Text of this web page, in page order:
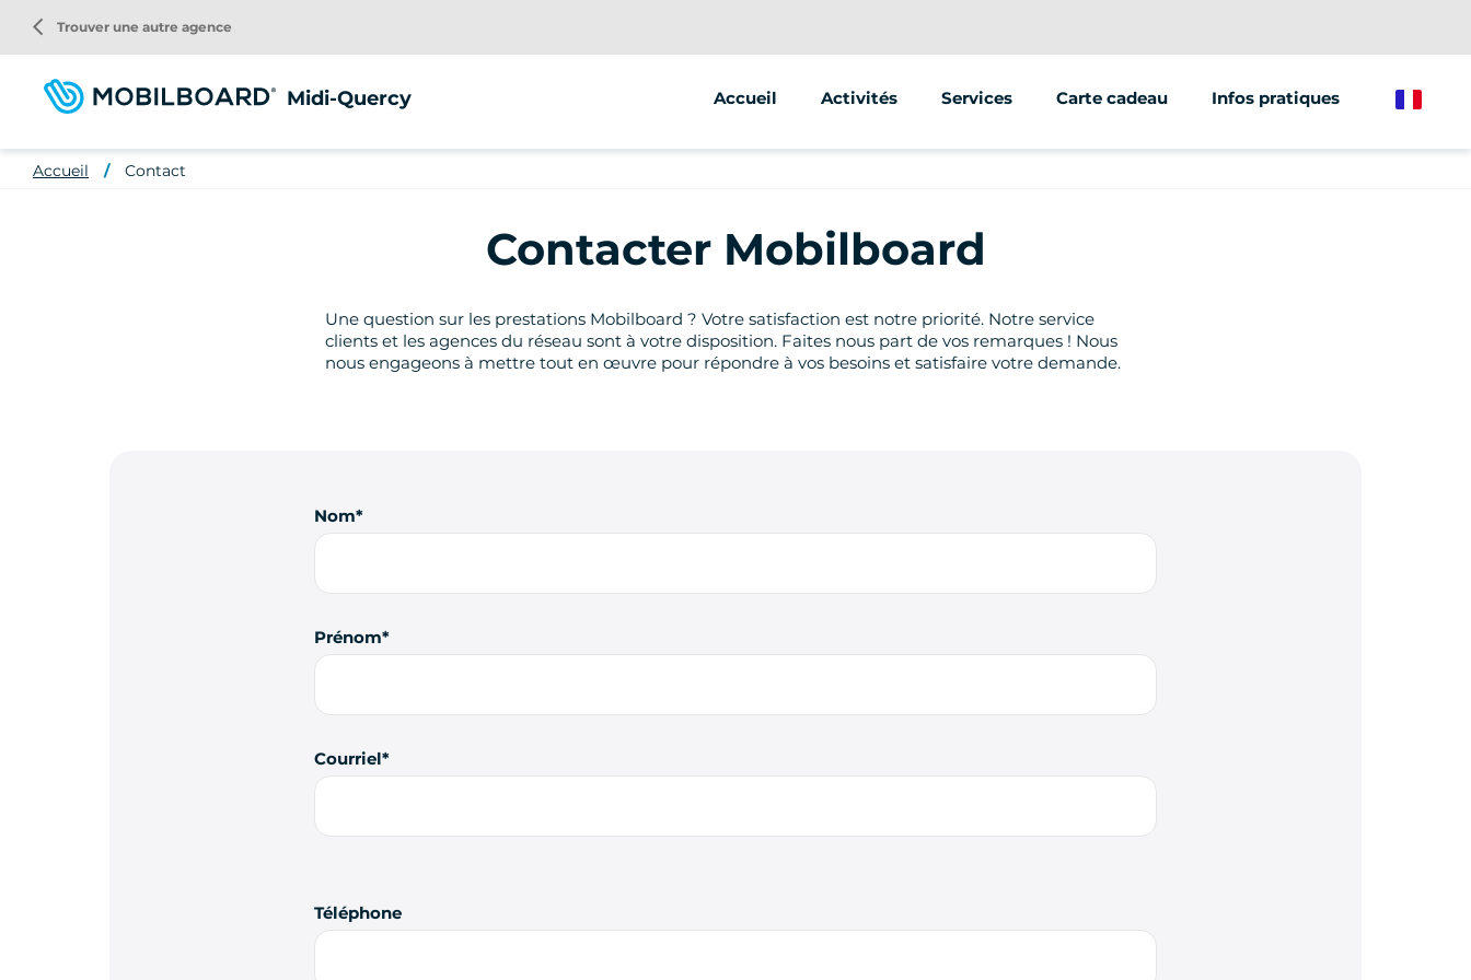
contenu
principal
Midi-Quercy Accueil Activités
Segway
Services
Animations/groupes
Carte cadeau Infos pratiques
arrow_back_ios Trouver une autre agence
Accueil Contact
Contacter Mobilboard
Une question sur les prestations Mobilboard ? Votre satisfaction est notre priorité. Notre service
clients et les agences du réseau sont à votre disposition. Faites nous part de vos remarques ! Nous
nous engageons à mettre tout en œuvre pour répondre à vos besoins et satisfaire votre demande.
Nom
Prénom
Courriel
Téléphone